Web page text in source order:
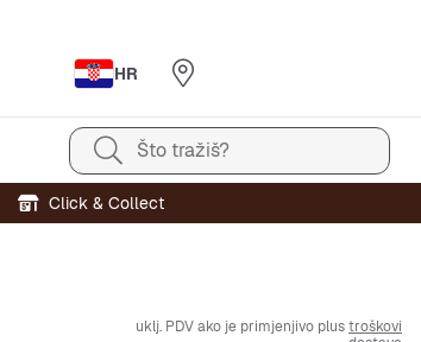
HR
Što tražiš?
Click & Collect
uklj. PDV ako je primjenjivo plustroškovi